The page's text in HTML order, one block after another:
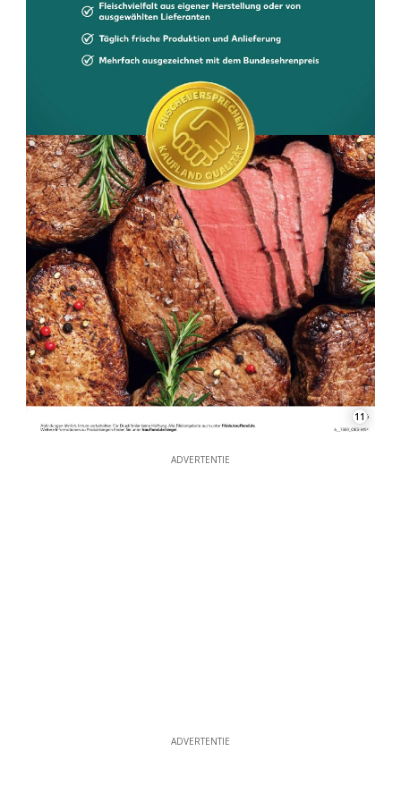
11
ADVERTENTIE
ADVERTENTIE